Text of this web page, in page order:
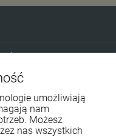
umożliwiają
nam
Możesz
nas wszystkich